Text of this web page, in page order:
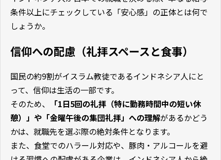
条件以上にチェックしている「安心感」の正体とは何で
しょうか。
信仰への配慮（礼拝スペースと食事）
国民の約9割がイスラム教徒であるインドネシア人にと
って、信仰は生活の一部です。
そのため、
「1日5回の礼拝（特に勤務時間中の短い休
憩）」や「金曜午後の集団礼拝」への理解があるかどう
かは、就職先を選ぶ際の絶対条件となります。
また、食堂でのハラール対応や、豚肉・アルコールを避